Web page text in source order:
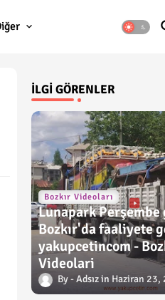
İLGI GÖRENLER
Bozkır Videoları
Lunapark Perşembe
Bozkır'da faaliyete
yakupcetincom -
Videolari
Adsız Haziran 23,